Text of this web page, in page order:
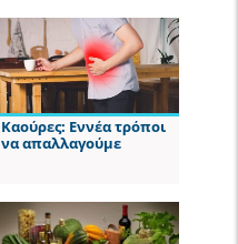
Καούρες: Εννέα τρόποι
να απαλλαγούμε